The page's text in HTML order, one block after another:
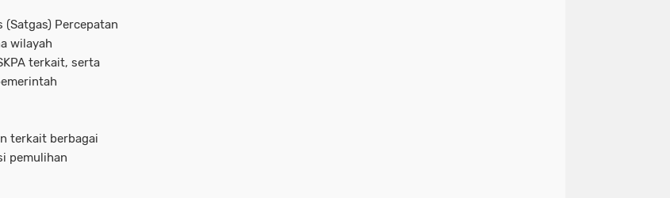
Percepatan
wilayah
terkait, serta
terkait berbagai
pemulihan